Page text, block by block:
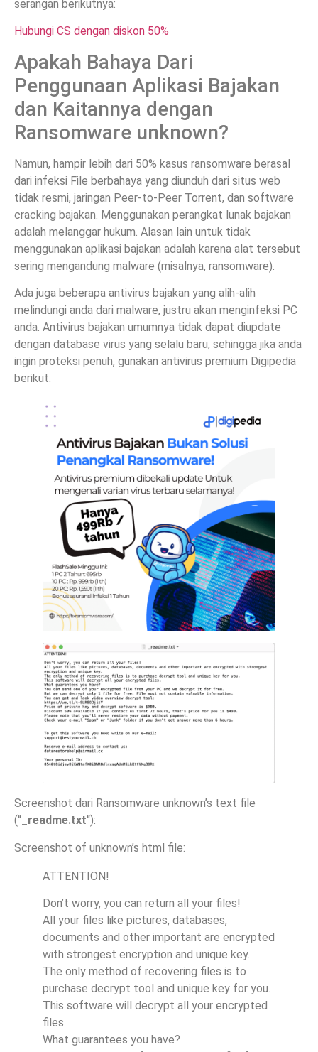
serangan berikutnya:
Hubungi CS dengan diskon 50%
Apakah Bahaya Dari
Penggunaan Aplikasi Bajakan
dan Kaitannya dengan
Ransomware unknown?
Namun, hampir lebih dari 50% kasus ransomware berasal
dari infeksi File berbahaya yang diunduh dari situs web
tidak resmi, jaringan Peer-to-Peer Torrent, dan software
cracking bajakan. Menggunakan perangkat lunak bajakan
adalah melanggar hukum. Alasan lain untuk tidak
menggunakan aplikasi bajakan adalah karena alat tersebut
sering mengandung malware (misalnya, ransomware).
Ada juga beberapa antivirus bajakan yang alih-alih
melindungi anda dari malware, justru akan menginfeksi PC
anda. Antivirus bajakan umumnya tidak dapat diupdate
dengan database virus yang selalu baru, sehingga jika anda
ingin proteksi penuh, gunakan antivirus premium Digipedia
berikut:
Screenshot dari Ransomware unknown’s text file
(“ _readme.txt“):
Screenshot of unknown’s html file:
ATTENTION!
Don’t worry, you can return all your files!
All your files like pictures, databases,
documents and other important are encrypted
with strongest encryption and unique key.
The only method of recovering files is to
purchase decrypt tool and unique key for you.
This software will decrypt all your encrypted
files.
What guarantees you have?